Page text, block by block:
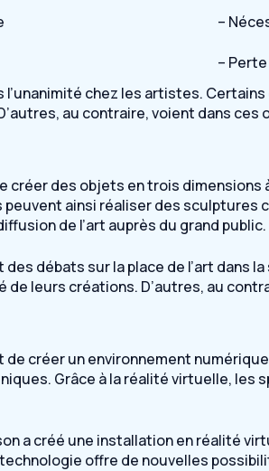
–
–
chez les artistes.
au contraire, voient dans
créer des objets en trois
ainsi réaliser des
de l’art auprès du grand public.
débats sur la place de l’art dans
leurs créations. D’autres, au
créer un environnement
Grâce à la réalité virtuelle, les
a créé une installation en réalité
offre de nouvelles